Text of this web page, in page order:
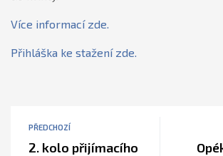
Více informací zde.
Přihláška ke stažení zde.
PŘEDCHOZÍ
2. kolo přijímacího